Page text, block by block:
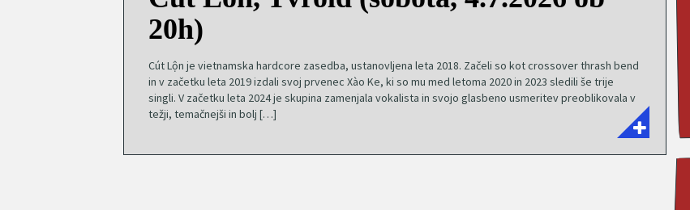
20h)
Cút Lộn je vietnamska hardcore zasedba, ustanovljena leta 2018. Začeli so kot crossover thrash bend
in v začetku leta 2019 izdali svoj prvenec Xào Ke, ki so mu med letoma 2020 in 2023 sledili še trije
singli. V začetku leta 2024 je skupina zamenjala vokalista in svojo glasbeno usmeritev preoblikovala v
težji, temačnejši in bolj […]